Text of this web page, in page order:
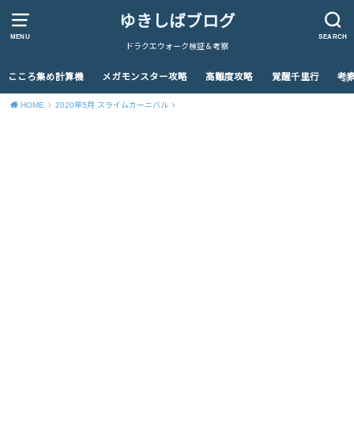
MENU SEARCH
ゆきしばブログ
ドラクエウォーク検証＆考察
こころ集め計算機 メガモンスター攻略 高難度攻略 覚醒千里行 考
HOME 2020年5月 スライムカーニバル